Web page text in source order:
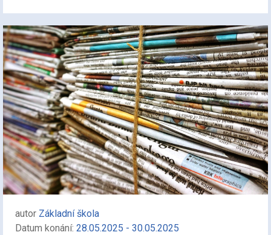
autor Základní škola
Datum konání: 28.05.2025 - 30.05.2025